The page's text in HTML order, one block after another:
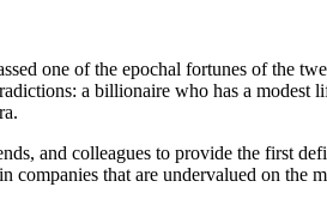
one of the epochal fortunes of the
a billionaire who has a modest
and colleagues to provide the first
that are undervalued on